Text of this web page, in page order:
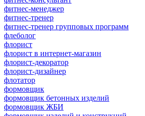
фитнес-менеджер
фитнес-тренер
фитнес-тренер групповых программ
флеболог
флорист
флорист в интернет-магазин
флорист-декоратор
флорист-дизайнер
флотатор
формовщик
формовщик бетонных изделий
формовщик ЖБИ